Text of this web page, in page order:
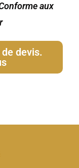
aux
devis.